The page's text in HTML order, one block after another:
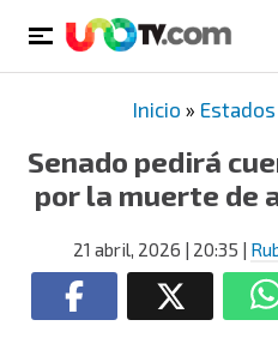
Inicio » Estados
Senado pedirá
por la muerte de
21 abril, 2026 | 20:35 |